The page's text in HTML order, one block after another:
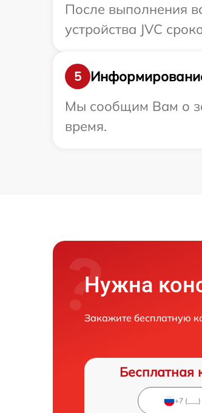
После выполнения
устройства JVC
5
Мы сообщим Вам о
время.
Нужна
Закажите бесплатную
Бесплатная